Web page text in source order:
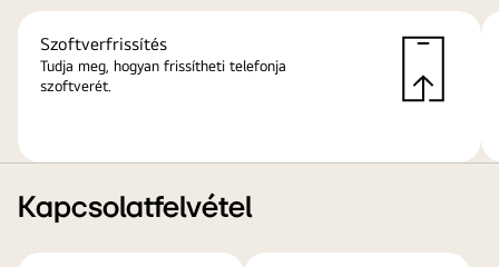
Szoftverfrissítés
Tudja meg, hogyan frissítheti telefonja
szoftverét.
Kapcsolatfelvétel